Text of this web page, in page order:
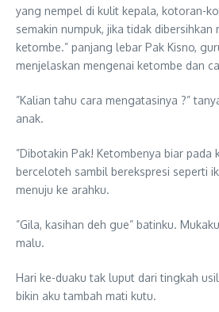
yang nempel di kulit kepala, kotoran-
semakin numpuk, jika tidak dibersihkan
ketombe.” panjang lebar Pak Kisno,
menjelaskan mengenai ketombe dan
”Kalian tahu cara mengatasinya ?”
anak.
”Dibotakin Pak! Ketombenya biar pada
berceloteh sambil berekspresi seperti
menuju ke arahku.
”Gila, kasihan deh gue” batinku.
malu.
Hari ke-duaku tak luput dari tingkah
bikin aku tambah mati kutu.